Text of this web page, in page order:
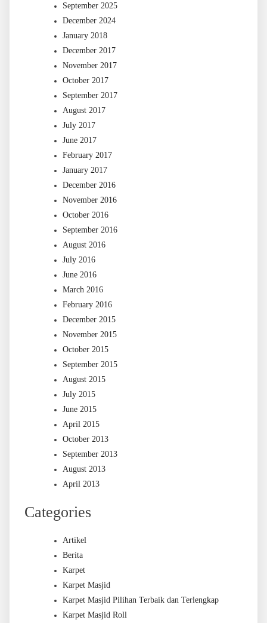
September 2025
December 2024
January 2018
December 2017
November 2017
October 2017
September 2017
August 2017
July 2017
June 2017
February 2017
January 2017
December 2016
November 2016
October 2016
September 2016
August 2016
July 2016
June 2016
March 2016
February 2016
December 2015
November 2015
October 2015
September 2015
August 2015
July 2015
June 2015
April 2015
October 2013
September 2013
August 2013
April 2013
Categories
Artikel
Berita
Karpet
Karpet Masjid
Karpet Masjid Pilihan Terbaik dan Terlengkap
Karpet Masjid Roll